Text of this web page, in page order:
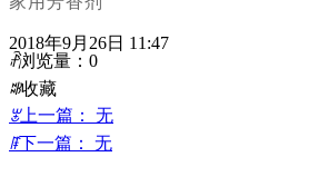
2018年9月26日 11:47
ꄘ浏览量： 0
ꄀ收藏
ꂃ上一篇：
无
ꁹ下一篇： 无